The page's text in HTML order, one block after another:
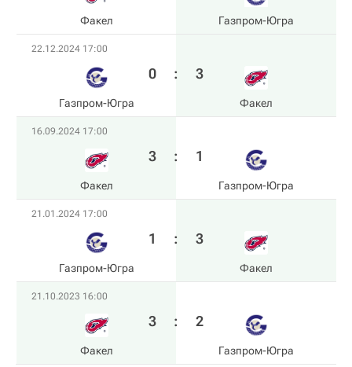
Факел Газпром-Югра
22.12.2024 17:00
Газпром-Югра
0 : 3
Факел
16.09.2024 17:00
Факел
3 : 1
Газпром-Югра
21.01.2024 17:00
Газпром-Югра
1 : 3
Факел
21.10.2023 16:00
Факел
3 : 2
Газпром-Югра